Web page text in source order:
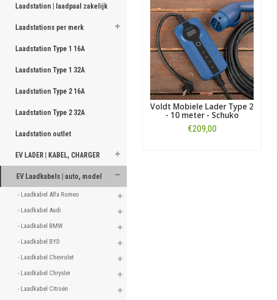
Laadstation | laadpaal zakelijk
Laadstations per merk
Laadstation Type 1 16A
Laadstation Type 1 32A
Laadstation Type 2 16A
Laadstation Type 2 32A
Laadstation outlet
EV LADER | KABEL, CHARGER
EV Laadkabels | auto, model
- Laadkabel Alfa Romeo
- Laadkabel Audi
- Laadkabel BMW
- Laadkabel BYD
- Laadkabel Chevrolet
- Laadkabel Chrysler
- Laadkabel Citroën
Voldt Mobiele Lader Type 2
- 10 meter - Schuko
€209,00